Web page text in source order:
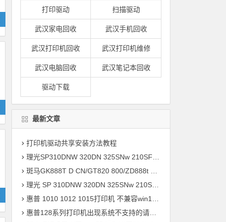
打印驱动 扫描驱动
武汉家电回收 武汉手机回收
武汉打印机回收 武汉打印机维修
武汉电脑回收 武汉笔记本回收
驱动下载
最新文章
打印机驱动共享安装方法教程
理光SP310DNW 320DN 325SNw 210SF 201SF 330SN打印机驱动安装
斑马GK888T D CN/GT820 800/ZD888t 420 421t打印机驱动软件安装
理光 SP 310DNW 320DN 325SNw 210SF 201SF 330SN打印机驱动安装
惠普 1010 1012 1015打印机 不兼容win10 win11系统 安装不上打印机
惠普128系列打印机出现系统不支持的请求命令 完美解决方案